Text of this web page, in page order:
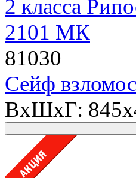
81030
Сейф
ВхШхГ: